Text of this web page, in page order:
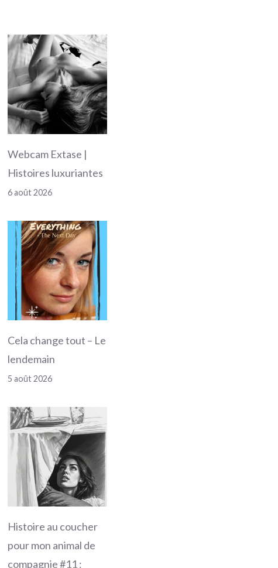
Webcam Extase |
Histoires luxuriantes
6 août 2026
Cela change tout – Le
lendemain
5 août 2026
Histoire au coucher
pour mon animal de
compagnie #11 :